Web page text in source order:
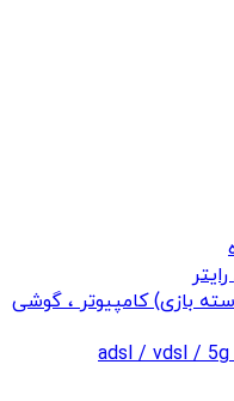
بازی) کامپیوتر ، گوشی